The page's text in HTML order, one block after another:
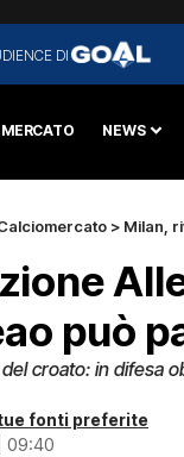
DI
MERCATO NEWS
> Milan,
può
croato: in difesa
fonti preferite
09:40